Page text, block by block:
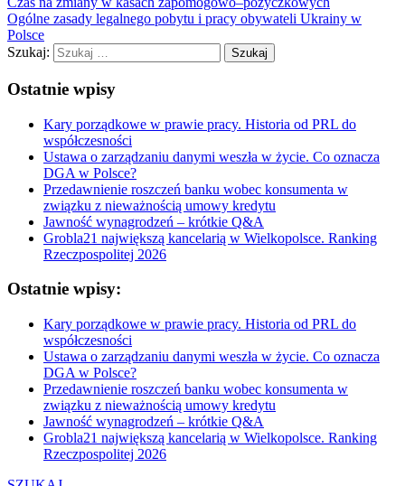
Ogólne zasady legalnego pobytu i pracy obywateli Ukrainy w
Polsce
Szukaj:
Ostatnie wpisy
Kary porządkowe w prawie pracy. Historia od PRL do
współczesności
Ustawa o zarządzaniu danymi weszła w życie. Co oznacza
DGA w Polsce?
Przedawnienie roszczeń banku wobec konsumenta w
związku z nieważnością umowy kredytu
Jawność wynagrodzeń – krótkie Q&A
Grobla21 największą kancelarią w Wielkopolsce. Ranking
Rzeczpospolitej 2026
Ostatnie wpisy:
Kary porządkowe w prawie pracy. Historia od PRL do
współczesności
Ustawa o zarządzaniu danymi weszła w życie. Co oznacza
DGA w Polsce?
Przedawnienie roszczeń banku wobec konsumenta w
związku z nieważnością umowy kredytu
Jawność wynagrodzeń – krótkie Q&A
Grobla21 największą kancelarią w Wielkopolsce. Ranking
Rzeczpospolitej 2026